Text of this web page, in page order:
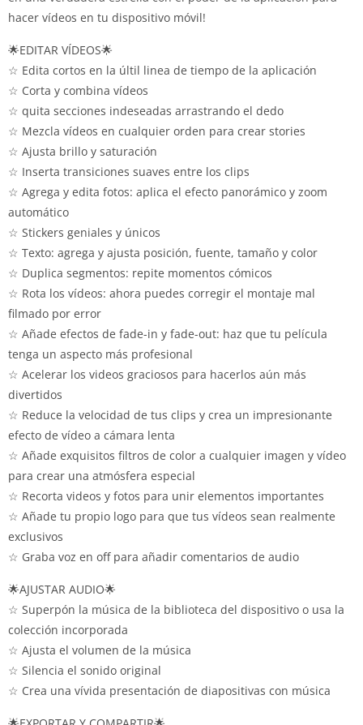
hacer vídeos en tu dispositivo móvil!
🌟EDITAR VÍDEOS🌟
☆ Edita cortos en la últil linea de tiempo de la aplicación
☆ Corta y combina vídeos
☆ quita secciones indeseadas arrastrando el dedo
☆ Mezcla vídeos en cualquier orden para crear stories
☆ Ajusta brillo y saturación
☆ Inserta transiciones suaves entre los clips
☆ Agrega y edita fotos: aplica el efecto panorámico y zoom
automático
☆ Stickers geniales y únicos
☆ Texto: agrega y ajusta posición, fuente, tamaño y color
☆ Duplica segmentos: repite momentos cómicos
☆ Rota los vídeos: ahora puedes corregir el montaje mal
filmado por error
☆ Añade efectos de fade-in y fade-out: haz que tu película
tenga un aspecto más profesional
☆ Acelerar los videos graciosos para hacerlos aún más
divertidos
☆ Reduce la velocidad de tus clips y crea un impresionante
efecto de vídeo a cámara lenta
☆ Añade exquisitos filtros de color a cualquier imagen y vídeo
para crear una atmósfera especial
☆ Recorta videos y fotos para unir elementos importantes
☆ Añade tu propio logo para que tus vídeos sean realmente
exclusivos
☆ Graba voz en off para añadir comentarios de audio
🌟AJUSTAR AUDIO🌟
☆ Superpón la música de la biblioteca del dispositivo o usa la
colección incorporada
☆ Ajusta el volumen de la música
☆ Silencia el sonido original
☆ Crea una vívida presentación de diapositivas con música